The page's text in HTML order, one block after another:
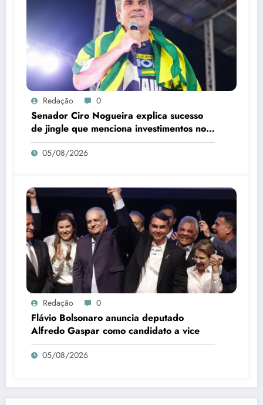
Redação 0
Senador Ciro Nogueira explica sucesso
de jingle que menciona investimentos no
Piauí
05/08/2026
Redação 0
Flávio Bolsonaro anuncia deputado
Alfredo Gaspar como candidato a vice
05/08/2026